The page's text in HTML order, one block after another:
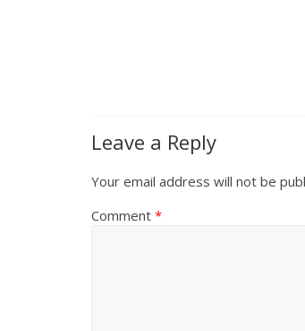
Leave a Reply
Your email address will not be
Comment *